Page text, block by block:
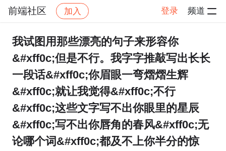
前端社区 加入 登录 频道
社区 前端社区 感慨 帖子详情
我试图用那些漂亮的句子来形容你
&#xff0c;但是不行。我字字推敲写出长长
一段话&#xff0c;你眉眼一弯熠熠生辉
&#xff0c;就让我觉得&#xff0c;不行
&#xff0c;这些文字写不出你眼里的星辰
&#xff0c;写不出你唇角的春风&#xff0c;无
论哪个词&#xff0c;都及不上你半分的惊